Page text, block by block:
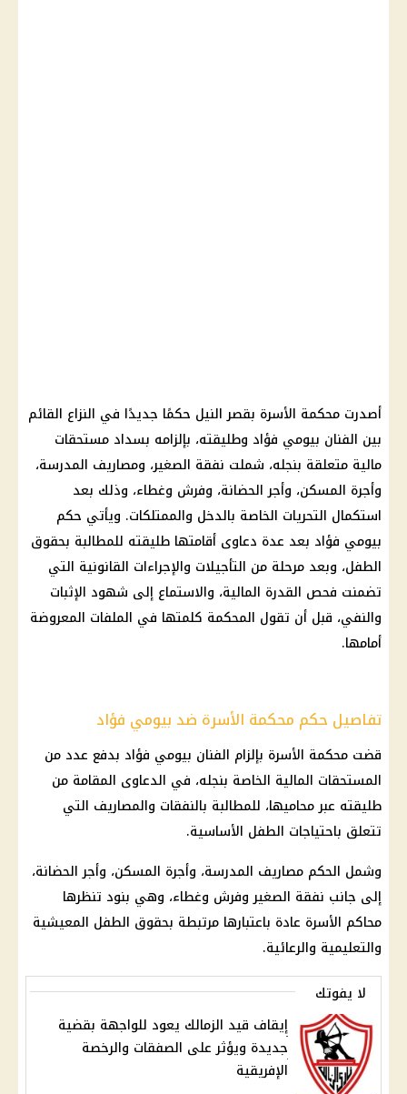
أصدرت محكمة الأسرة بقصر النيل حكمًا جديدًا في النزاع القائم
بين الفنان بيومي فؤاد وطليقته، بإلزامه بسداد مستحقات
مالية متعلقة بنجله، شملت نفقة الصغير، ومصاريف المدرسة،
وأجرة المسكن، وأجرالحضانة، وفرش وغطاء، وذلك بعد
استكمال التحريات الخاصة بالدخل والممتلكات. ويأتي حكم
بيومي فؤاد بعد عدة دعاوى أقامتها طليقته للمطالبة بحقوق
الطفل، وبعد مرحلة من التأجيلات والإجراءات القانونية التي
تضمنت فحص القدرة المالية، والاستماع إلى شهود الإثبات
والنفي، قبل أن تقول المحكمة كلمتها في الملفات المعروضة
أمامها.
تفاصيل حكم محكمة الأسرة ضد بيومي فؤاد
قضت محكمة الأسرة بإلزام الفنان بيومي فؤاد بدفع عدد من
المستحقات المالية الخاصة بنجله، في الدعاوى المقامة من
طليقته عبر محاميها، للمطالبة بالنفقات والمصاريف التي
تتعلق باحتياجات الطفل الأساسية.
وشمل الحكم مصاريف المدرسة، وأجرة المسكن، وأجرالحضانة،
إلى جانب نفقة الصغير وفرش وغطاء، وهي بنود تنظرها
محاكم الأسرة عادة باعتبارها مرتبطة بحقوق الطفل المعيشية
والتعليمية والرعائية.
لا يفوتك
إيقاف قيد الزمالك يعود للواجهة بقضية
جديدة ويؤثر على الصفقات والرخصة
الإفريقية